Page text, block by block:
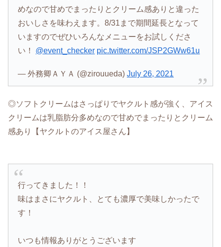
めなので甘めでまったりとクリーム感ありと違った
おいしさを味わえます。8/31まで期間延長となって
いますのでぜひいろんなメニューをお試しくださ
い！ @event_checker pic.twitter.com/JSP2GWw61u
— 外務卿ＡＹＡ (@zirouueda)July 26, 2021
◎ソフトクリームはさっぱりでヤクルト感が強く、アイス
クリームは乳脂肪分多めなので甘めでまったりとクリーム
感あり【ヤクルトのアイス屋さん】
行ってきました！！
味はまさにヤクルト、とても濃厚で美味しかったで
す！
いつも情報ありがとうございます